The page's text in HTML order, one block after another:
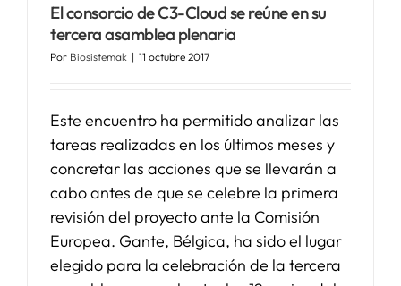
El consorcio de C3-Cloud se reúne en su
tercera asamblea plenaria
Por Biosistemak | 11 octubre 2017
Este encuentro ha permitido analizar las
tareas realizadas en los últimos meses y
concretar las acciones que se llevarán a
cabo antes de que se celebre la primera
revisión del proyecto ante la Comisión
Europea. Gante, Bélgica, ha sido el lugar
elegido para la celebración de la tercera